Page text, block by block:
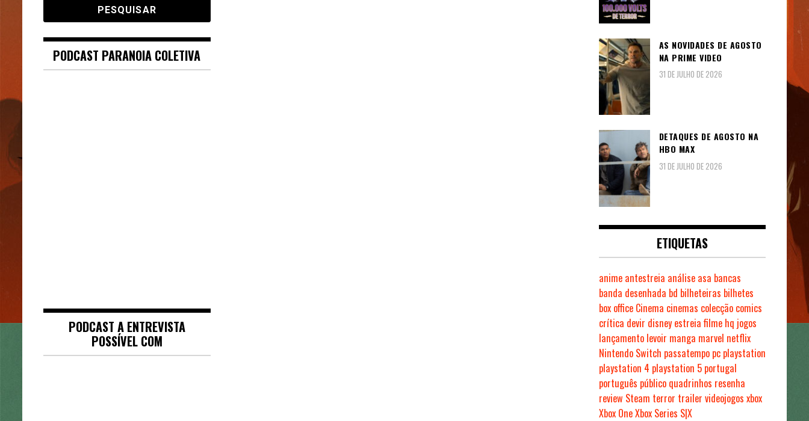
PODCAST PARANOIA COLETIVA
PODCAST A ENTREVISTA
POSSÍVEL COM
AS NOVIDADES DE AGOSTO
NA PRIME VIDEO
31 DE JULHO DE 2026
DETAQUES DE AGOSTO NA
HBO MAX
31 DE JULHO DE 2026
ETIQUETAS
anime antestreia análise asa bancas
banda desenhada bd bilheteiras bilhetes
box office Cinema cinemas colecção comics
crítica devir disney estreiafilme hq jogos
lançamento levoir manga marvel netflix
Nintendo Switch passatempo pc playstation
playstation 4 playstation 5 portugal
português público quadrinhos resenha
review Steam terror trailer videojogos xbox
Xbox OneXbox Series S|X